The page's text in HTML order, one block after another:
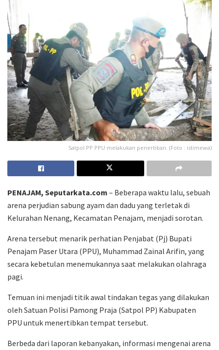
Satpol PP PPU melakukan penertiban. (Foto : istimewa)
PENAJAM, Seputarkata.com – Beberapa waktu lalu, sebuah
arena perjudian sabung ayam dan dadu yang terletak di
Kelurahan Nenang, Kecamatan Penajam, menjadi sorotan.
Arena tersebut menarik perhatian Penjabat (Pj) Bupati
Penajam Paser Utara (PPU), Muhammad Zainal Arifin, yang
secara kebetulan menemukannya saat melakukan olahraga
pagi.
Temuan ini menjadi titik awal tindakan tegas yang dilakukan
oleh Satuan Polisi Pamong Praja (Satpol PP) Kabupaten
PPU untuk menertibkan tempat tersebut.
Berbeda dari laporan kebanyakan, informasi mengenai arena